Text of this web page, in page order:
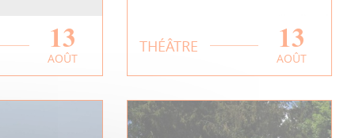
13
AOÛT
LE PETIT CHAPERON
EN SAVOIR PLUS
THÉÂTRE 13
AOÛT